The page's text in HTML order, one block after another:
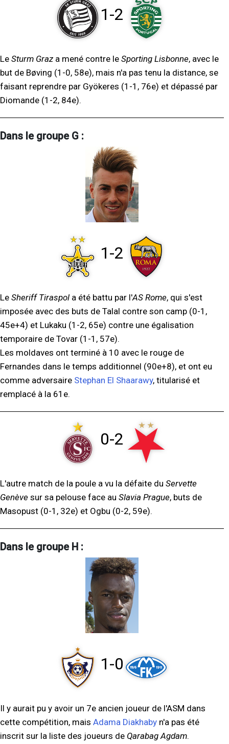
1-2
Le Sturm Graz a mené contre le Sporting Lisbonne, avec le
but de Bøving (1-0, 58e), mais n'a pas tenu la distance, se
faisant reprendre par Gyökeres (1-1, 76e) et dépassé par
Diomande (1-2, 84e).
Dans le groupe G :
1-2
Le Sheriff Tiraspol a été battu par l'AS Rome, qui s'est
imposée avec des buts de Talal contre son camp (0-1,
45e+4) et Lukaku (1-2, 65e) contre une égalisation
temporaire de Tovar (1-1, 57e).
Les moldaves ont terminé à 10 avec le rouge de
Fernandes dans le temps additionnel (90e+8), et ont eu
comme adversaire Stephan El Shaarawy, titularisé et
remplacé à la 61e.
0-2
L'autre match de la poule a vu la défaite du Servette
Genève sur sa pelouse face au Slavia Prague, buts de
Masopust (0-1, 32e) et Ogbu (0-2, 59e).
Dans le groupe H :
1-0
Il y aurait pu y avoir un 7e ancien joueur de l'ASM dans
cette compétition, mais Adama Diakhaby n'a pas été
inscrit sur la liste des joueurs de Qarabag Agdam.